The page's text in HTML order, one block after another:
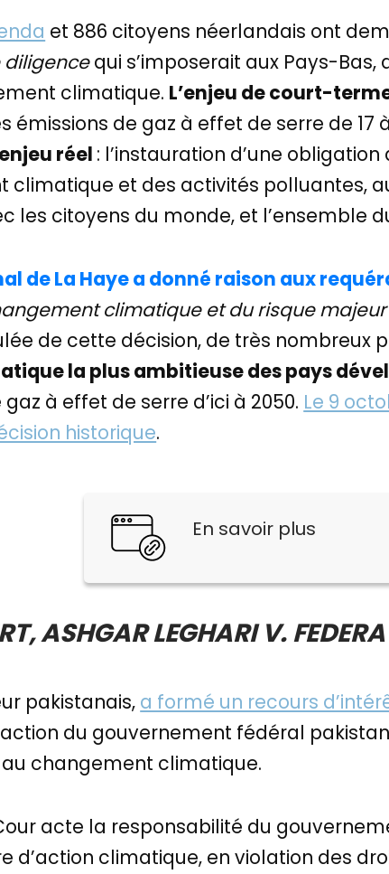
et 886 citoyens néerlandais ont
diligencequi s’imposerait aux Pays-Bas,
climatique. L’enjeu de court-
de gaz à effet de serre de 17
réel : l’instauration d’une
et des activités polluantes,
les citoyens du monde, et l’ensemble
de La Haye a donné raison aux
climatique et du risque
de cette décision, de très nombreux
la plus ambitieuse des pays
à effet de serre d’ici à 2050. Le 9
historique.
En savoir plus
ASHGAR LEGHARI V.
pakistanais, a formé un recours
du gouvernement fédéral
changement climatique.
acte la responsabilité du
d’action climatique, en violation des